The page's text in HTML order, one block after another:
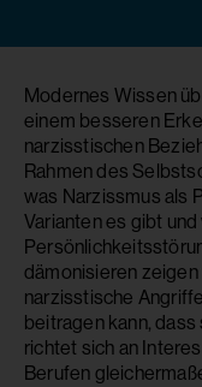
Modernes Wissen
einem besseren
narzisstischen
Rahmen des
was Narzissmus als
Varianten es gibt
dämonisieren
narzisstische
beitragen kann,
richtet sich an
Berufen